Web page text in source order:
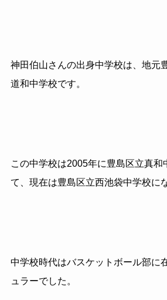
神田伯山さんの出身中学校は、地元
道和中学校です。
この中学校は2005年に豊島区立真和
て、現在は豊島区立西池袋中学校に
中学校時代はバスケットボール部に
ュラーでした。